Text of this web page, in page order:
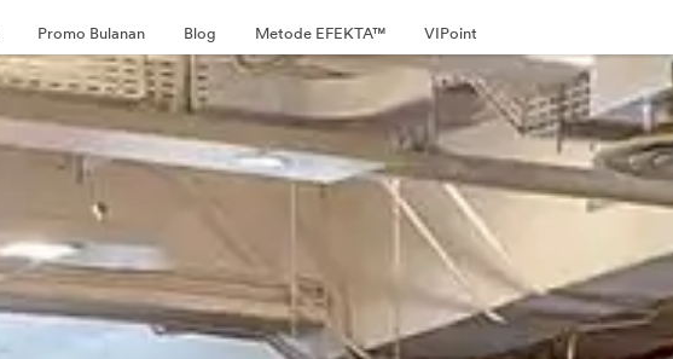
Promo Bulanan Blog Metode EFEKTA™ VIPoint